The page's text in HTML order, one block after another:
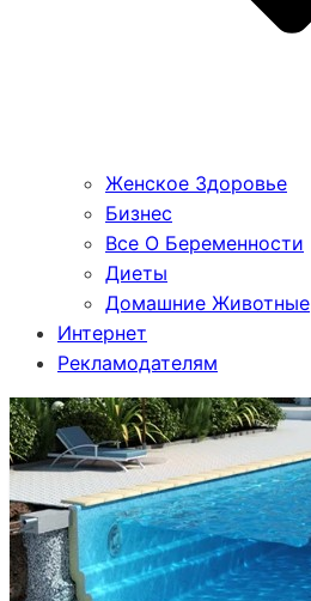
Женское Здоровье
Бизнес
Все О Беременности
Диеты
Домашние Животные
Интернет
Рекламодателям